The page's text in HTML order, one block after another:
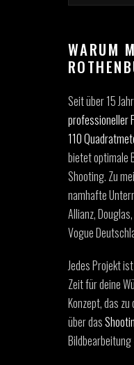
WARUM
Seit über 15
professioneller
110
bietet optimale
Shooting. Zu
namhafte
Allianz,
Vogue
Jedes Projekt
Zeit für deine
Konzept, das
über das
Bildbearbeitung